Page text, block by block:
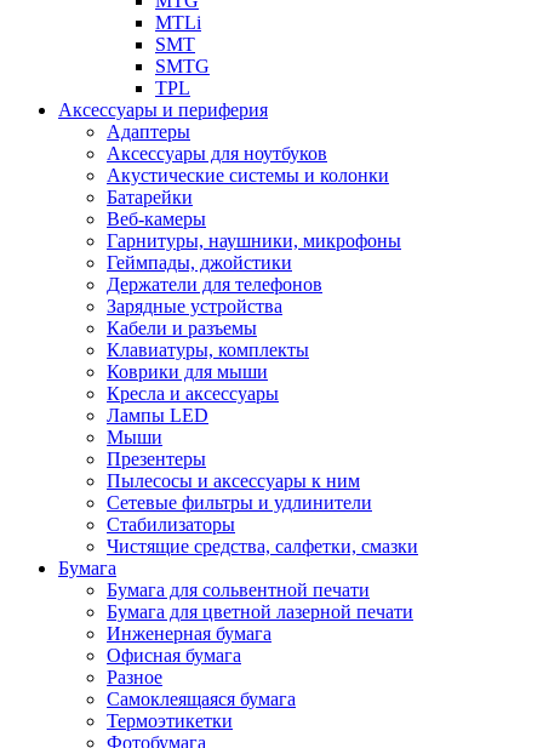
MTLi
SMT
SMTG
TPL
Аксессуары и периферия
Адаптеры
Аксессуары для ноутбуков
Акустические системы и колонки
Батарейки
Веб-камеры
Гарнитуры, наушники, микрофоны
Геймпады, джойстики
Держатели для телефонов
Зарядные устройства
Кабели и разъемы
Клавиатуры, комплекты
Коврики для мыши
Кресла и аксессуары
Лампы LED
Мыши
Презентеры
Пылесосы и аксессуары к ним
Сетевые фильтры и удлинители
Стабилизаторы
Чистящие средства, салфетки, смазки
Бумага
Бумага для сольвентной печати
Бумага для цветной лазерной печати
Инженерная бумага
Офисная бумага
Разное
Самоклеящаяся бумага
Термоэтикетки
Фотобумага